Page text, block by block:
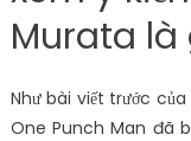
Murata là
Như bài viết trước
One Punch Man đã